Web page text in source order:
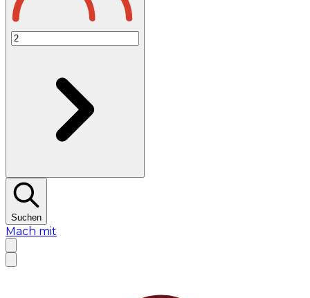
Suchen
Mach mit